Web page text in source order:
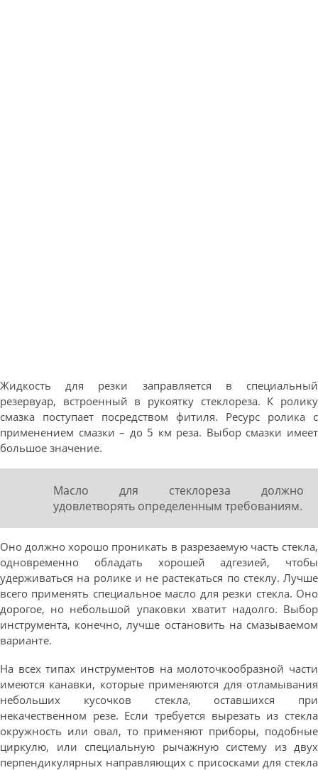
Жидкость для резки заправляется в специальный
резервуар, встроенный в рукоятку стеклореза. К ролику
смазка поступает посредством фитиля. Ресурс ролика с
применением смазки – до 5 км реза. Выбор смазки имеет
большое значение.
Масло для стеклореза должно
удовлетворять определенным требованиям.
Оно должно хорошо проникать в разрезаемую часть стекла,
одновременно обладать хорошей адгезией, чтобы
удерживаться на ролике и не растекаться по стеклу. Лучше
всего применять специальное масло для резки стекла. Оно
дорогое, но небольшой упаковки хватит надолго. Выбор
инструмента, конечно, лучше остановить на смазываемом
варианте.
На всех типах инструментов на молоточкообразной части
имеются канавки, которые применяются для отламывания
небольших кусочков стекла, оставшихся при
некачественном резе. Если требуется вырезать из стекла
окружность или овал, то применяют приборы, подобные
циркулю, или специальную рычажную систему из двух
перпендикулярных направляющих с присосками для стекла